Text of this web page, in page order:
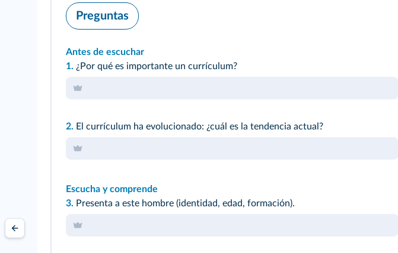
Preguntas
Antes de escuchar
1. ¿Por qué es importante un currículum?
2. El currículum ha evolucionado: ¿cuál es la tendencia actual?
Escucha y comprende
3. Presenta a este hombre (identidad, edad, formación).